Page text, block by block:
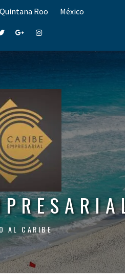
Quintana Roo México
Google+Instagram
AL CARIBE